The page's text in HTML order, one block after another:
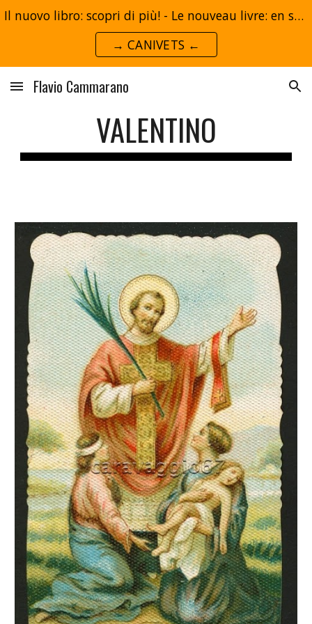
Skip to main content
Il nuovo libro: scopri di più! - Le nouveau livre: en savoir plus!
→ CANIVETS ←
Flavio Cammarano
VALENTINO